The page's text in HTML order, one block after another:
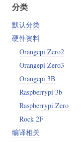
分类
默认分类
硬件资料
Orangepi Zero2
Orangepi Zero3
Orangepi 3B
Raspberrypi 3b
Raspberrypi Zero
Rock 2F
编译相关